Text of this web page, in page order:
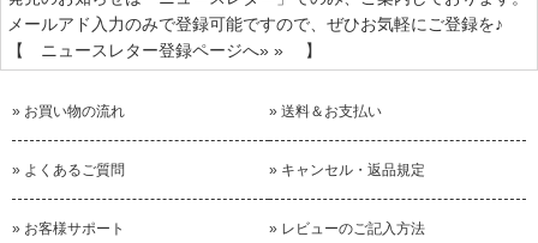
メールアド入力のみで登録可能ですので、ぜひお気軽にご登録を♪
【 ニュースレター登録ページへ» » 】
» お買い物の流れ » 送料＆お支払い
» よくあるご質問 » キャンセル・返品規定
» お客様サポート » レビューのご記入方法